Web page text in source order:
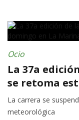
Ocio
La 37a
se retoma
La carrera se
meteorológica